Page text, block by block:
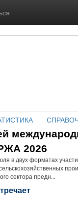
2026
в двух форматах
сектора предн...